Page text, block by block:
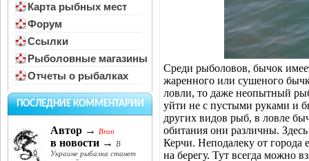
Карта рыбных мест
Форум
Ссылки
Рыболовные магазины
Отчеты о рыбалках
ПОСЛЕДНИЕ КОММЕНТАРИИ
Автор → Bron
в новости →
В
Украине рыбалка станет
Среди рыболовов, бычок
жаренного или сушеного
ловли, то даже неопытный
уйти не с пустыми руками и
других видов рыб, в ловле
обитания они различны.
Керчи. Неподалеку от города
на берегу. Тут всегда можно